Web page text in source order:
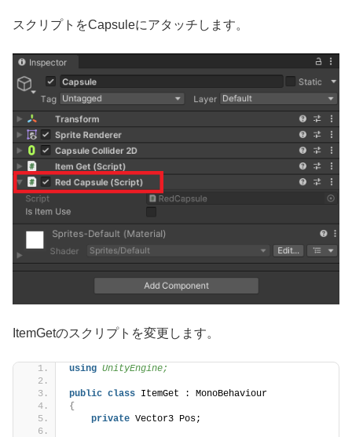
スクリプトをCapsuleにアタッチします。
ItemGetのスクリプトを変更します。
using UnityEngine;
public class ItemGet : MonoBehaviour
{
private Vector3 Pos;